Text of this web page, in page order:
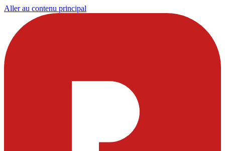
Aller au contenu principal